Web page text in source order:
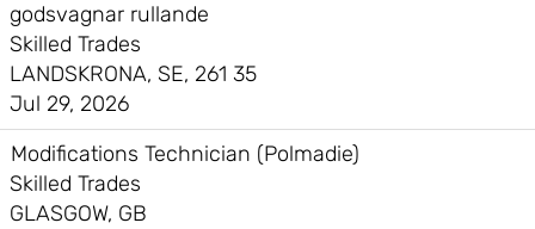
godsvagnar rullande
Skilled Trades
LANDSKRONA, SE, 261 35
Jul 29, 2026
Modifications Technician (Polmadie)
Skilled Trades
GLASGOW, GB